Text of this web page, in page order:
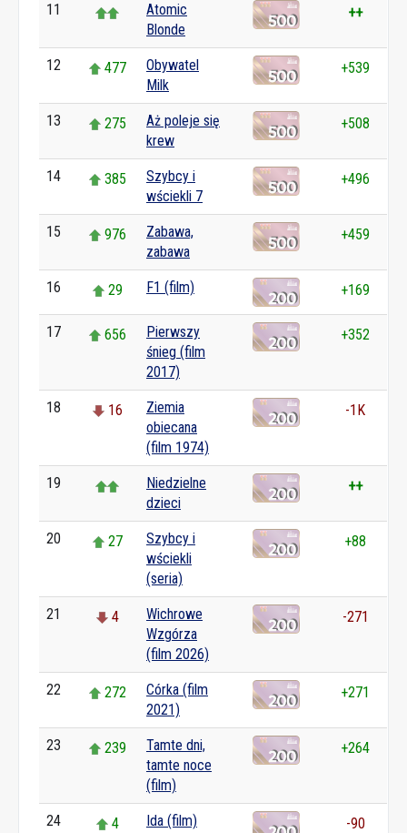
11
Atomic
Blonde
++
12 477
Obywatel
Milk
+539
13 275
Aż poleje się
krew
+508
14 385
Szybcy i
wściekli 7
+496
15 976
Zabawa,
zabawa
+459
16 29 F1 (film) +169
17 656
Pierwszy
śnieg (film
2017)
+352
18 16
Ziemia
obiecana
(film 1974)
-1K
19
Niedzielne
dzieci
++
20 27
Szybcy i
wściekli
(seria)
+88
21 4
Wichrowe
Wzgórza
(film 2026)
-271
22 272
Córka (film
2021)
+271
23 239
Tamte dni,
tamte noce
(film)
+264
24 4 Ida (film) -90